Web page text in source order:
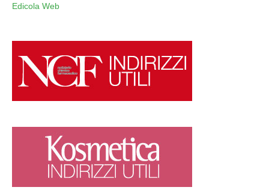
Edicola Web